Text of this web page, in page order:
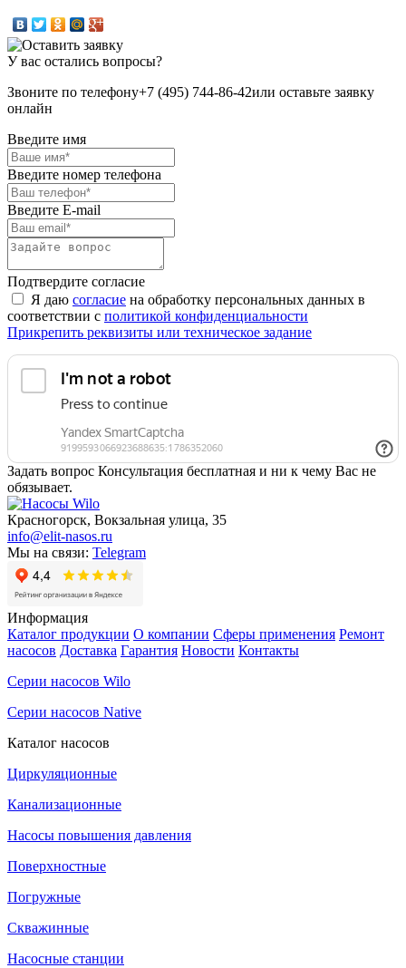
У вас остались вопросы?
Звоните по телефону+7 (495) 744-86-42или оставьте заявку
онлайн
Введите имя
Введите номер телефона
Введите E-mail
Подтвердите согласие
Я даю согласие на обработку персональных данных в
соответствии с политикой конфиденциальности
Прикрепить реквизиты или техническое задание
Задать вопрос Консультация бесплатная и ни к чему Вас не
обязывает.
Красногорск, Вокзальная улица, 35
info@elit-nasos.ru
Мы на связи: Telegram
Информация
Каталог продукции О компании Сферы применения Ремонт
насосов Доставка Гарантия Новости Контакты
Серии насосов Wilo
Серии насосов Native
Каталог насосов
Циркуляционные
Канализационные
Насосы повышения давления
Поверхностные
Погружные
Скважинные
Насосные станции